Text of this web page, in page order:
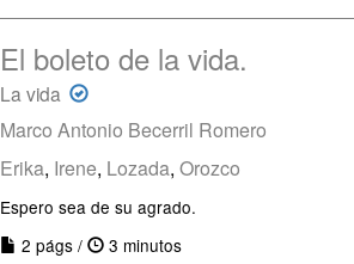
El boleto de la vida.
La vida
Marco Antonio Becerril Romero
Erika, Irene, Lozada, Orozco
Espero sea de su agrado.
2 págs /
3 minutos